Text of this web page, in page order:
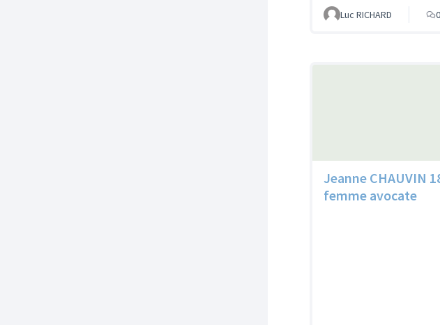
Luc RICHARD 0
Jeanne CHAUVIN
femme avocate